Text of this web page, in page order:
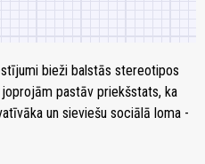
bieži balstās stereotipos
pastāv priekšstats, ka
un sieviešu sociālā loma -